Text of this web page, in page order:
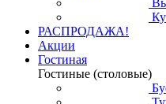
РАСПРОДАЖА!
Акции
Гостиная
Гостиные (столовые)